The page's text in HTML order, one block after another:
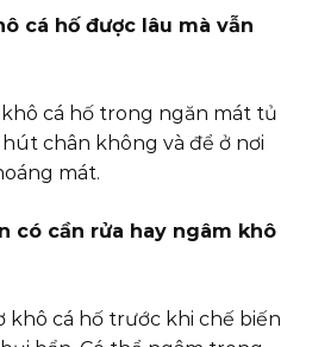
cá hố được lâu mà vẫn
khô cá hố trong ngăn mát tủ
hút chân không và để ở nơi
mát.
có cần rửa hay ngâm khô
khô cá hố trước khi chế biến